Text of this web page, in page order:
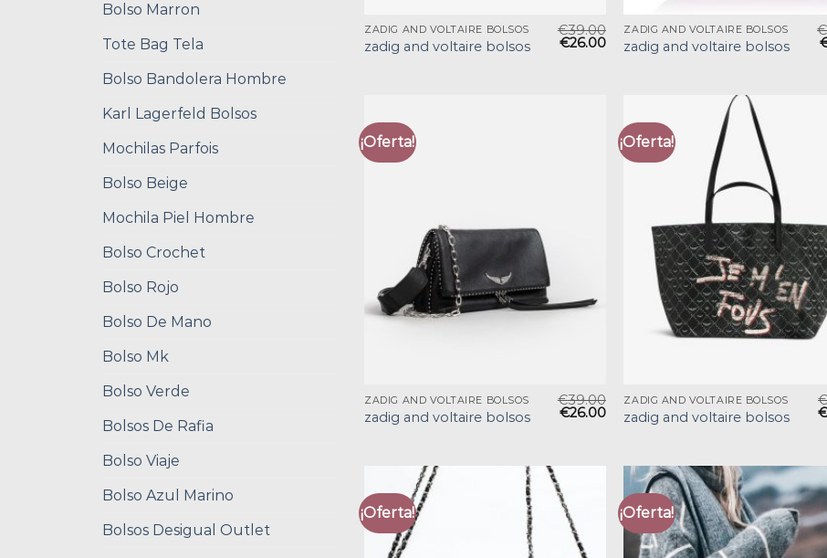
Bolso Marron
Tote Bag Tela
Bolso Bandolera Hombre
Karl Lagerfeld Bolsos
Mochilas Parfois
Bolso Beige
Mochila Piel Hombre
Bolso Crochet
Bolso Rojo
Bolso De Mano
Bolso Mk
Bolso Verde
Bolsos De Rafia
Bolso Viaje
Bolso Azul Marino
Bolsos Desigual Outlet
ZADIG AND VOLTAIRE BOLSOS
zadig and voltaire bolsos
€39.00
€26.00
ZADIG AND VOLTAIRE BOLSOS
zadig and voltaire bolsos
€
¡Oferta!
ZADIG AND VOLTAIRE BOLSOS
zadig and voltaire bolsos
€39.00
€26.00
¡Oferta!
ZADIG AND VOLTAIRE BOLSOS
zadig and voltaire bolsos
¡Oferta! ¡Oferta!